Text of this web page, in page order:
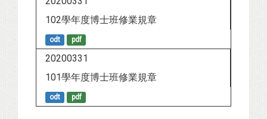
102學年度博士班修業規章
odt pdf
20200331
101學年度博士班修業規章
odt pdf